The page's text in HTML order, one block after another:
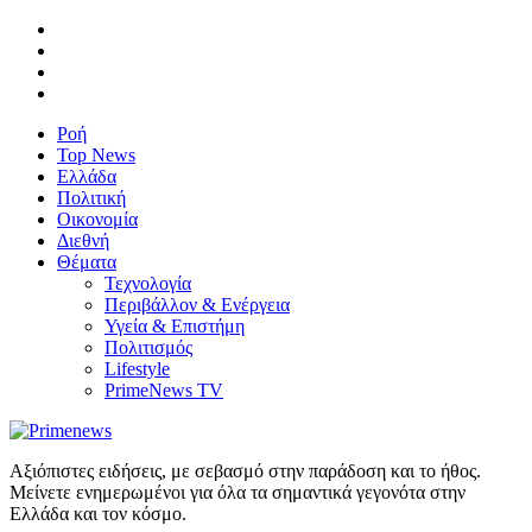
Ροή
Top News
Ελλάδα
Πολιτική
Οικονομία
Διεθνή
Θέματα
Τεχνολογία
Περιβάλλον & Ενέργεια
Υγεία & Επιστήμη
Πολιτισμός
Lifestyle
PrimeNews TV
Αξιόπιστες ειδήσεις, με σεβασμό στην παράδοση και το ήθος.
Μείνετε ενημερωμένοι για όλα τα σημαντικά γεγονότα στην
Ελλάδα και τον κόσμο.